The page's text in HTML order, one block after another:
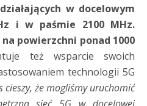
w docelowym
i w paśmie 2100 MHz.
powierzchni ponad 1000
też wsparcie swoich
technologii 5G
cieszy, że mogliśmy uruchomić